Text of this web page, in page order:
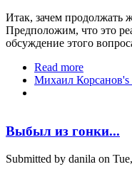
Итак, зачем продолжать
Предположим, что это
обсуждение этого
Read more
веках
Михаил Корсанов's
Выбыл из гонки...
Submitted by danila on